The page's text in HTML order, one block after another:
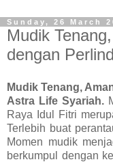
Sunday, 26 March
Mudik
dengan
Mudik Tenang,
Astra Life Syariah.
Raya Idul Fitri
Terlebih buat
Momen mudik
berkumpul dengan